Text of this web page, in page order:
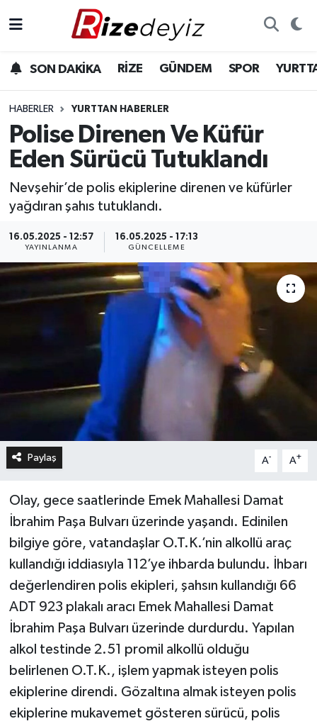
SON DAKİKA RİZE GÜNDEM SPOR
HABERLER YURTTAN HABERLER
Polise Direnen Ve Küfür
Eden Sürücü Tutuklandı
Nevşehir’de polis ekiplerine direnen ve küfürler
yağdıran şahıs tutuklandı.
16.05.2025 - 12:57
YAYINLANMA
16.05.2025 - 17:13
GÜNCELLEME
Paylaş A- A+
Olay, gece saatlerinde Emek Mahallesi Damat
İbrahim Paşa Bulvarı üzerinde yaşandı. Edinilen
bilgiye göre, vatandaşlar O.T.K.’nin alkollü araç
kullandığı iddiasıyla 112’ye ihbarda bulundu. İhbarı
değerlendiren polis ekipleri, şahsın kullandığı 66
ADT 923 plakalı aracı Emek Mahallesi Damat
İbrahim Paşa Bulvarı üzerinde durdurdu. Yapılan
alkol testinde 2.51 promil alkollü olduğu
belirlenen O.T.K., işlem yapmak isteyen polis
ekiplerine direndi. Gözaltına almak isteyen polis
ekiplerine mukavemet gösteren sürücü, polis
Gündem
Yurttan Haberler
Ekonomi
Teknoloji
Sağlık
Rize Hava Durumu
Rize Trafik Yoğunluk Haritası
Süper Lig Puan Durumu ve Fikstür
Tüm Manşetler
Son Dakika Haberleri
Haber Arşivi